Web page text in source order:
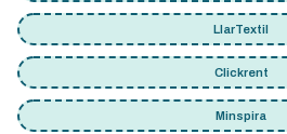
LlarTextil
Clickrent
Minspira